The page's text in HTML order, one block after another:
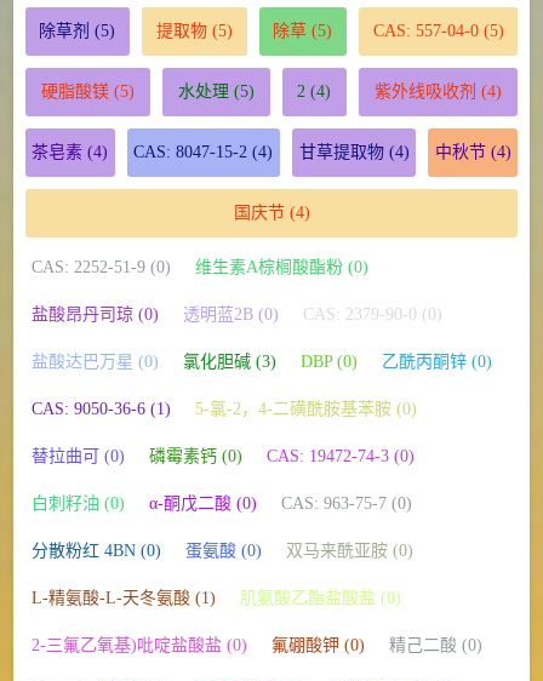
除草剂 (5) 提取物(5) 除草 (5) CAS: 557-04-0(5)
硬脂酸镁(5) 水处理 (5) 2 (4) 紫外线吸收剂 (4)
茶皂素 (4) CAS: 8047-15-2 (4) 甘草提取物(4) 中秋节(4)
国庆节(4)
CAS: 2252-51-9 (0) 维生素A棕榈酸酯粉 (0)
盐酸昂丹司琼 (0) 透明蓝2B (0) CAS: 2379-90-0 (0)
盐酸达巴万星 (0) 氯化胆碱 (3) DBP (0) 乙酰丙酮锌 (0)
CAS: 9050-36-6 (1) 5-氯-2，4-二磺酰胺基苯胺 (0)
替拉曲可 (0) 磷霉素钙 (0) CAS: 19472-74-3 (0)
白刺籽油 (0) α-酮戊二酸 (0) CAS: 963-75-7 (0)
分散粉红 4BN (0) 蛋氨酸 (0) 双马来酰亚胺 (0)
L-精氨酸-L-天冬氨酸 (1) 肌氨酸乙酯盐酸盐 (0)
2-三氟乙氧基)吡啶盐酸盐 (0) 氟硼酸钾 (0) 精己二酸 (0)